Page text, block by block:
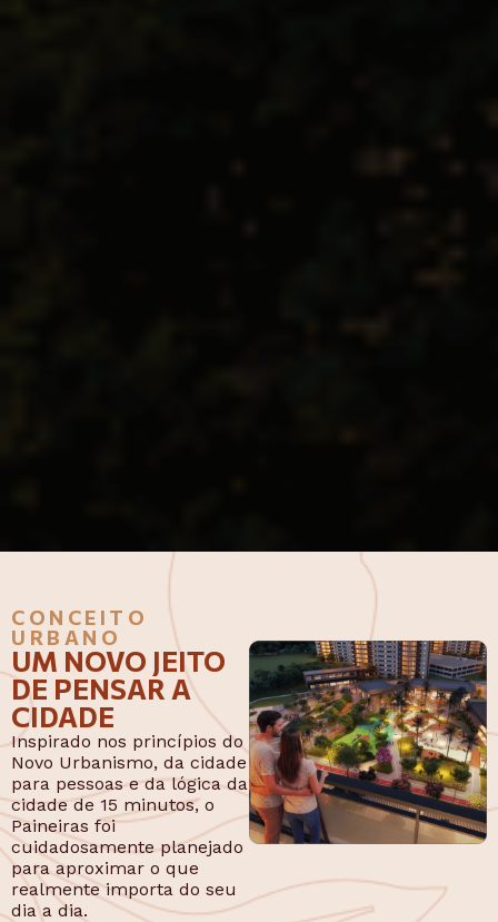
CONCEITO
URBANO
UM NOVO JEITO
DE PENSAR A
CIDADE
Inspirado nos princípios do
Novo Urbanismo, da cidade
para pessoas e da lógica da
cidade de 15 minutos, o
Paineiras foi
cuidadosamente planejado
para aproximar o que
realmente importa do seu
dia a dia.